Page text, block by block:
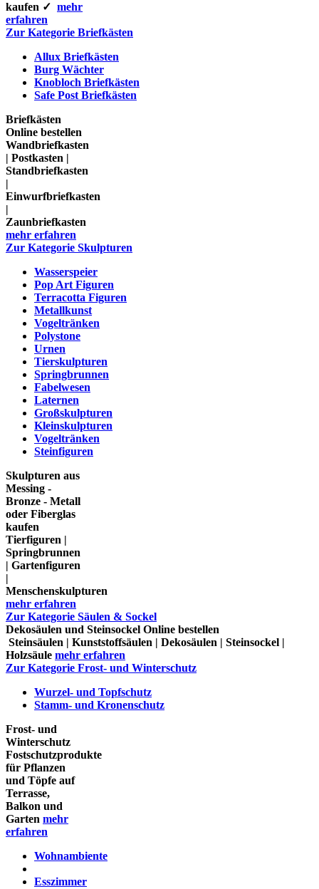
kaufen ✓ mehr
erfahren
Zur Kategorie Briefkästen
Allux Briefkästen
Burg Wächter
Knobloch Briefkästen
Safe Post Briefkästen
Briefkästen
Online bestellen
Wandbriefkasten
| Postkasten |
Standbriefkasten
|
Einwurfbriefkasten
|
Zaunbriefkasten
mehr erfahren
Zur Kategorie Skulpturen
Wasserspeier
Pop Art Figuren
Terracotta Figuren
Metallkunst
Vogeltränken
Polystone
Urnen
Tierskulpturen
Springbrunnen
Fabelwesen
Laternen
Großskulpturen
Kleinskulpturen
Vogeltränken
Steinfiguren
Skulpturen aus
Messing -
Bronze - Metall
oder Fiberglas
kaufen
Tierfiguren |
Springbrunnen
| Gartenfiguren
|
Menschenskulpturen
mehr erfahren
Zur Kategorie Säulen & Sockel
Dekosäulen und Steinsockel Online bestellen
Steinsäulen | Kunststoffsäulen | Dekosäulen | Steinsockel |
Holzsäule mehr erfahren
Zur Kategorie Frost- und Winterschutz
Wurzel- und Topfschutz
Stamm- und Kronenschutz
Frost- und
Winterschutz
Fostschutzprodukte
für Pflanzen
und Töpfe auf
Terrasse,
Balkon und
Garten mehr
erfahren
Wohnambiente
Esszimmer